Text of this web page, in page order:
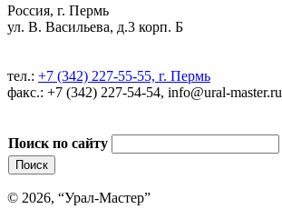
Россия, г. Пермь
ул. В. Васильева, д.3 корп. Б
тел.: +7 (342) 227-55-55, г. Пермь
факс.: +7 (342) 227-54-54, info@ural-master.ru
Поиск по сайту
© 2026, “Урал-Мастер”